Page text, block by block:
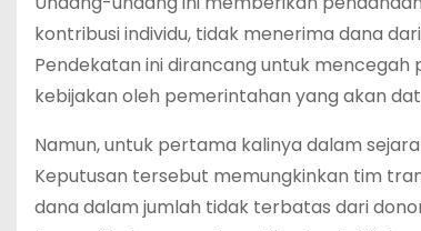
kontribusi individu, tidak menerima dana
Pendekatan ini dirancang untuk
kebijakan oleh pemerintahan yang akan
Namun, untuk pertama kalinya dalam
Keputusan tersebut memungkinkan tim
dana dalam jumlah tidak terbatas dari